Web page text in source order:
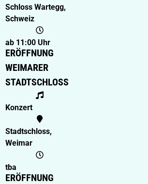
Schloss Wartegg,
Schweiz
ab 11:00 Uhr
ERÖFFNUNG
WEIMARER
STADTSCHLOSS
Konzert
Stadtschloss,
Weimar
tba
ERÖFFNUNG